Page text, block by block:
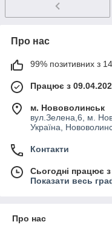
Про нас
99% позитивних з
Працює з
м. Нововолинськ
вул.Зелена,6, м.
Україна,
Контакти
Сьогодні працює
Показати весь
Про нас